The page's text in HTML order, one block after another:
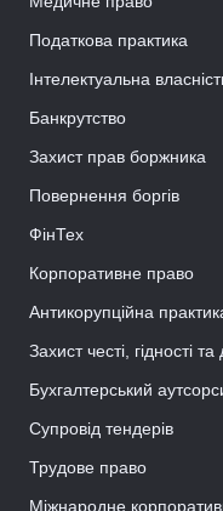
Податкова практика
Інтелектуальна
Банкрутство
Захист прав боржника
Повернення боргів
ФінТех
Корпоративне право
Антикорупційна
Захист честі, гідності та
Бухгалтерський
Супровід тендерів
Трудове право
Міжнародне